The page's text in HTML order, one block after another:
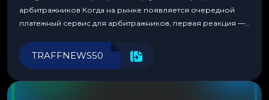
арбитражников Когда на рынке появляется очередной
платежный сервис для арбитражников, первая реакция —
перестаешь воспринимать всерьез любой новый продукт,
пока тот не докажет обратное делом. LuckyCards — история
TRAFFNEWS50